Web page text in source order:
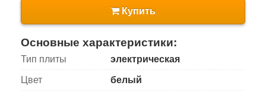
Купить
Основные характеристики:
Тип плиты электрическая
Цвет белый